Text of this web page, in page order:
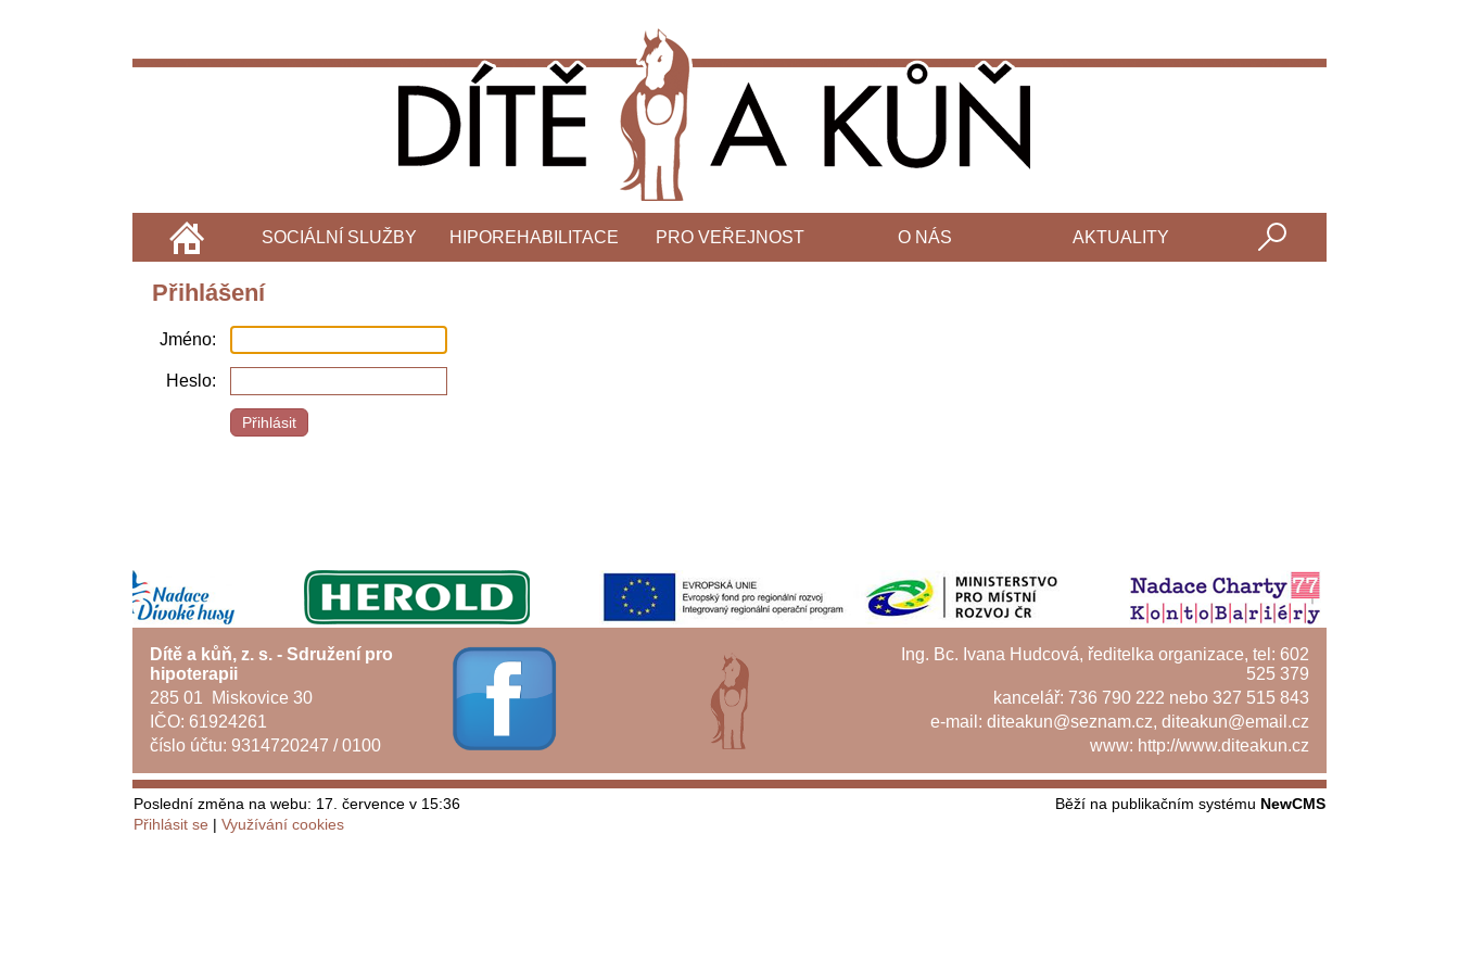
SOCIÁLNÍ SLUŽBY HIPOREHABILITACE PRO VEŘEJNOST O NÁS AKTUALITY
Přihlášení
Jméno
Heslo
Dítě a kůň, z. s. - Sdružení pro
hipoterapii
285 01 Miskovice 30
IČO: 61924261
číslo účtu: 9314720247 / 0100
Ing. Bc. Ivana Hudcová, ředitelka organizace, tel: 602
525 379
kancelář: 736 790 222 nebo 327 515 843
e-mail: diteakun@seznam.cz, diteakun@email.cz
www: http://www.diteakun.cz
Běží na publikačním systému NewCMS
Poslední změna na webu: 17. července v 15:36
Přihlásit se
Využívání cookies